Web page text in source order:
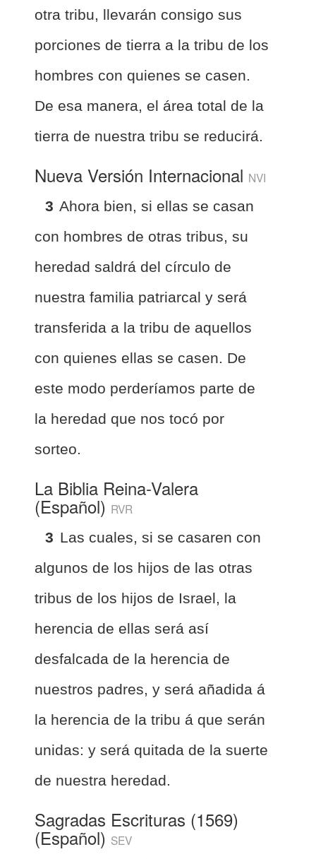
otra tribu, llevarán consigo sus
porciones de tierra a la tribu de los
hombres con quienes se casen.
De esa manera, el área total de la
tierra de nuestra tribu se reducirá.
Nueva Versión Internacional NVI
3 Ahora bien, si ellas se casan
con hombres de otras tribus, su
heredad saldrá del círculo de
nuestra familia patriarcal y será
transferida a la tribu de aquellos
con quienes ellas se casen. De
este modo perderíamos parte de
la heredad que nos tocó por
sorteo.
La Biblia Reina-Valera
(Español) RVR
3 Las cuales, si se casaren con
algunos de los hijos de las otras
tribus de los hijos de Israel, la
herencia de ellas será así
desfalcada de la herencia de
nuestros padres, y será añadida á
la herencia de la tribu á que serán
unidas: y será quitada de la suerte
de nuestra heredad.
Sagradas Escrituras (1569)
(Español) SEV